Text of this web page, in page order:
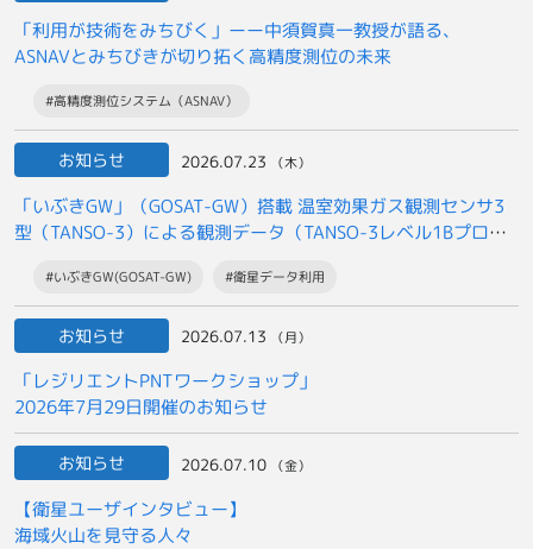
「利用が技術をみちびく」ーー中須賀真一教授が語る、
ASNAVとみちびきが切り拓く高精度測位の未来
#高精度測位システム（ASNAV）
お知らせ 2026.07.23 （木）
「いぶきGW」（GOSAT-GW）搭載 温室効果ガス観測センサ3
型（TANSO-3）による観測データ（TANSO-3レベル1Bプロダ
一般提供開始について
#いぶきGW(GOSAT-GW) #衛星データ利用
お知らせ 2026.07.13 （月）
「レジリエントPNTワークショップ」
2026年7月29日開催のお知らせ
お知らせ 2026.07.10 （金）
【衛星ユーザインタビュー】
海域火山を見守る人々